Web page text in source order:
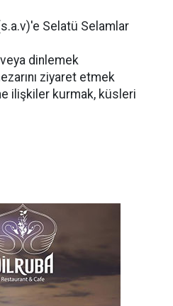
Selatü Selamlar
dinlemek
ziyaret etmek
ilişkiler kurmak, küsleri